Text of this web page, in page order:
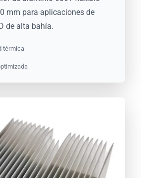
mm para aplicaciones de
de alta bahía.
térmica